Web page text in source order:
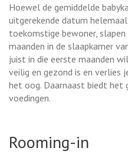
Hoewel de gemiddelde
uitgerekende datum
toekomstige bewoner,
maanden in de slaapkamer
juist in die eerste maanden
veilig en gezond is en
het oog. Daarnaast biedt het
voedingen.
Rooming-in